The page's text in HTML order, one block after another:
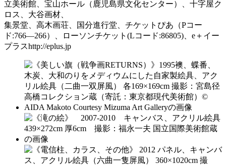
立美術館、宝山ホール（鹿児島県文化センター）、十字屋ク
ロス、大谷画材、
集景堂、高木画荘、国分進行堂、チケットぴあ（Pコー
ド:766—266）、ローソンチケット(Lコード:86805)、e＋イー
プラスhttp://eplus.jp